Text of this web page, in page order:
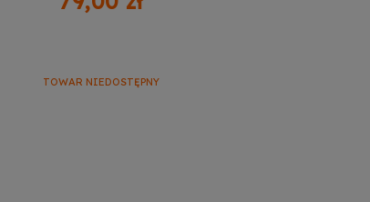
TOWAR NIEDOSTĘPNY